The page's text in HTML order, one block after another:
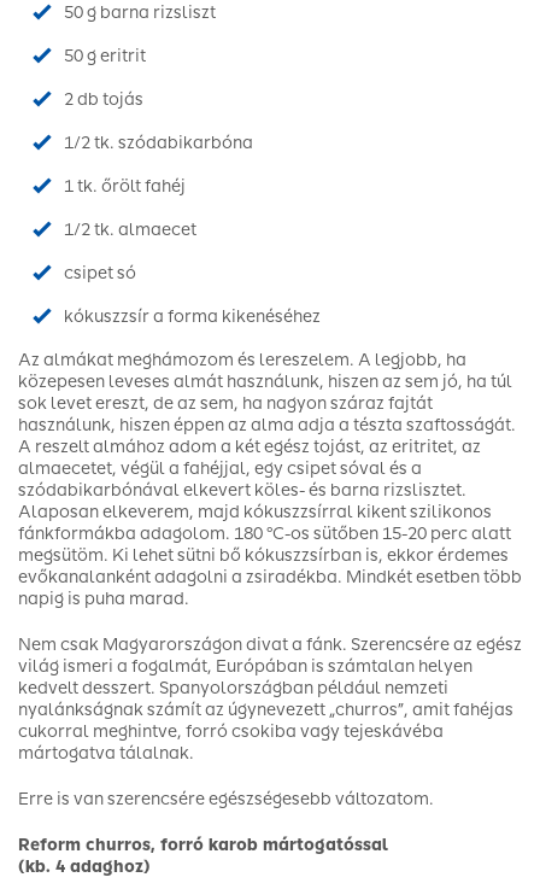
50 g barna rizsliszt
50 g eritrit
2 db tojás
1/2 tk. szódabikarbóna
1 tk. őrölt fahéj
1/2 tk. almaecet
csipet só
kókuszzsír a forma kikenéséhez
Az almákat meghámozom és lereszelem. A legjobb, ha
közepesen leveses almát használunk, hiszen az sem jó, ha túl
sok levet ereszt, de az sem, ha nagyon száraz fajtát
használunk, hiszen éppen az alma adja a tészta szaftosságát.
A reszelt almához adom a két egész tojást, az eritritet, az
almaecetet, végül a fahéjjal, egy csipet sóval és a
szódabikarbónával elkevert köles- és barna rizslisztet.
Alaposan elkeverem, majd kókuszzsírral kikent szilikonos
fánkformákba adagolom. 180 °C-os sütőben 15-20 perc alatt
megsütöm. Ki lehet sütni bő kókuszzsírban is, ekkor érdemes
evőkanalanként adagolni a zsiradékba. Mindkét esetben több
napig is puha marad.
Nem csak Magyarországon divat a fánk. Szerencsére az egész
világ ismeri a fogalmát, Európában is számtalan helyen
kedvelt desszert. Spanyolországban például nemzeti
nyalánkságnak számít az úgynevezett „churros”, amit fahéjas
cukorral meghintve, forró csokiba vagy tejeskávéba
mártogatva tálalnak.
Erre is van szerencsére egészségesebb változatom.
Reform churros, forró karob mártogatóssal
(kb. 4 adaghoz)